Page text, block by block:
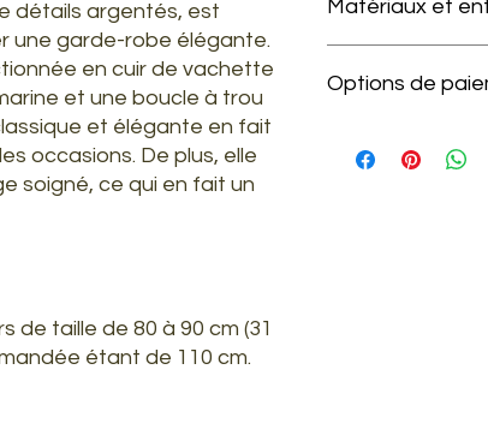
détails argentés, est
une garde-robe élégante.
en cuir de vachette
et une boucle à trou
et élégante en fait
occasions. De plus, elle
soigné, ce qui en fait un
de taille de 80 à 90 cm (31
étant de 110 cm.
Matériaux et
À protéger de la
Ranger le
Options de
Klarna